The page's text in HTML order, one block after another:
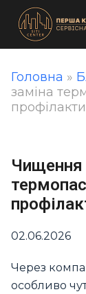
П
е
р
е
й
т
о
м
с
у
Головна »
заміна
Чищення
02.06.2026
Через
особливо